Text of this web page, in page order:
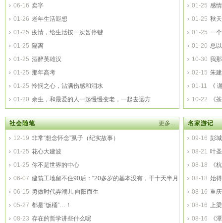
06-16 卖字
01-26 老年生活遐想
01-25 疫情，给生活按一次暂停键
01-25 隔离
01-25 酒醉英雄汉
01-25 那年高考
01-25 怜悯之心，沾满伤感和泪水
01-20 余生，和最爱的人一起慢慢变老，一起去远方
01-25 感
01-25 秋
01-25 一
01-20 总
10-30 我
02-15 朱
《人才英
01-11
《
10-22
《
社会随笔 更多...
12-19 非常“想念怀念”虱子（纪实故事）
01-25 花心大建波
01-25 你不是世界的中心
06-07 建筑工地留不住90后：“20多岁的基本没有，干十天半月
就跑”
06-15 勇做时代弄潮儿 向阳而生
05-27 都是“饭桶”…！
08-23 存在的哲学讲些什么呢
名家游记
09-16 彭
08-21 叶
08-18
《
08-18 始
08-16 重
08-16 上
08-16
《